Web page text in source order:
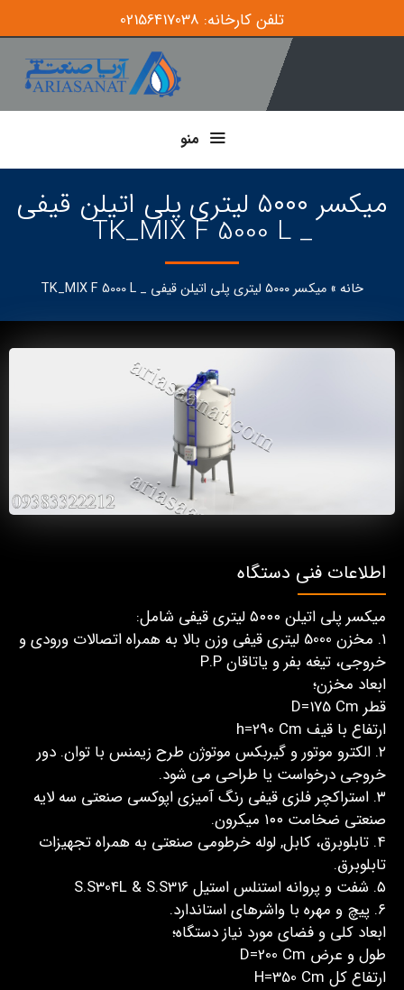
تلفن کارخانه: 02156417038
منو
میکسر ۵۰۰۰ لیتری پلی اتیلن قیفی
_ TK_MIX F 5000 L
خانه » میکسر ۵۰۰۰ لیتری پلی اتیلن قیفی _ TK_MIX F 5000 L
اطلاعات فنی دستگاه
میکسر پلی اتیلن ۵۰۰۰ لیتری قیفی شامل:
۱. مخزن 5000 لیتری قیفی وزن بالا به همراه اتصالات ورودی و
خروجی، تیغه بفر و یاتاقان P.P
ابعاد مخزن؛
قطر D=175 Cm
ارتفاع با قیف h=290 Cm
۲. الکترو موتور و گیربکس موتوژن طرح زیمنس با توان. دور
خروجی درخواست یا طراحی می شود.
۳. استراکچر فلزی قیفی رنگ آمیزی اپوکسی صنعتی سه لایه
صنعتی ضخامت ۱۰۰ میکرون.
۴. تابلوبرق، کابل, لوله خرطومی صنعتی به همراه تجهیزات
تابلوبرق.
۵. شفت و پروانه استنلس استیل S.S304L & S.S316
۶. پیچ و مهره با واشرهای استاندارد.
ابعاد کلی و فضای مورد نیاز دستگاه؛
طول و عرض D=200 Cm
ارتفاع کل H=350 Cm